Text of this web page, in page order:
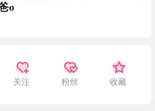
o
关注 粉丝 收藏